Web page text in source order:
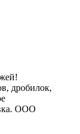
дробилок,
ООО